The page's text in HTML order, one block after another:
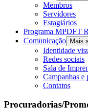
Membros
Servidores
Estagiários
Programa MPDFT
Comunicação
Mais
Identidade
Redes sociais
Sala de
Campanhas e
Contatos
Procuradorias/